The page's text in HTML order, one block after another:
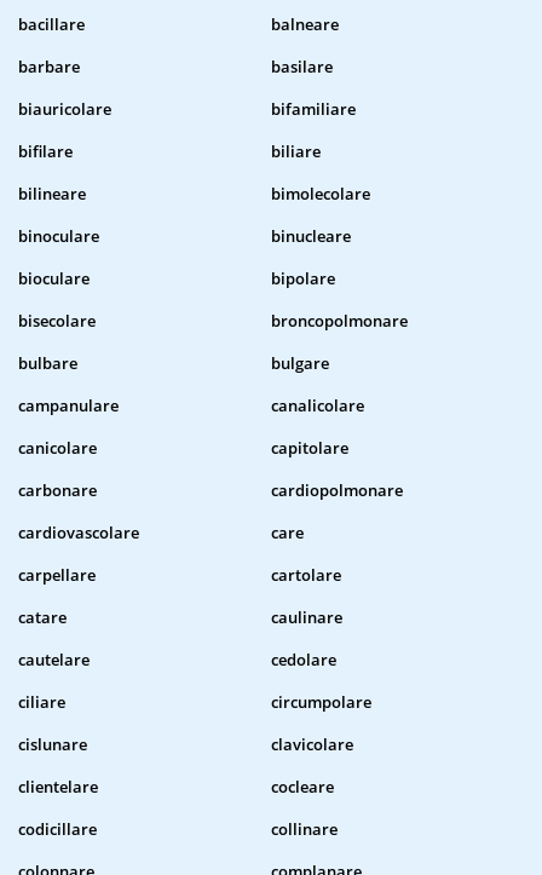
bacillare
balneare
barbare
basilare
biauricolare
bifamiliare
bifilare
biliare
bilineare
bimolecolare
binoculare
binucleare
bioculare
bipolare
bisecolare
broncopolmonare
bulbare
bulgare
campanulare
canalicolare
canicolare
capitolare
carbonare
cardiopolmonare
cardiovascolare
care
carpellare
cartolare
catare
caulinare
cautelare
cedolare
ciliare
circumpolare
cislunare
clavicolare
clientelare
cocleare
codicillare
collinare